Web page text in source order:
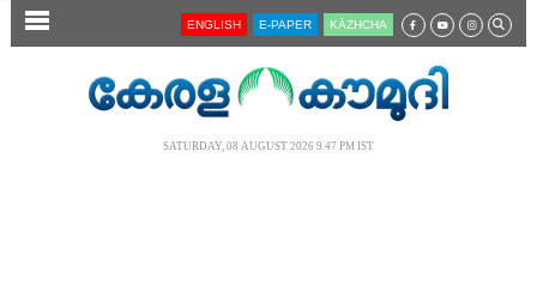
SECTIONS ENGLISH E-PAPER KĀZHCHA
SATURDAY, 08 AUGUST 2026 9.47 PM IST